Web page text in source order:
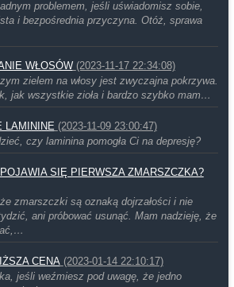
problemem, jeśli uświadomisz sobie,
i bezpośrednia przyczyna. Otóż, sprawa
WŁOSÓW (2023-11-17 22:34:08)
zielem na włosy jest zwyczajna pokrzywa.
jak wszystkie zioła i bardzo szybko mam…
LAMININE (2023-11-09 23:00:47)
czy laminina pomogła Ci na depresję?
SIĘ PIERWSZA ZMARSZCZKA?
zmarszczki są oznaką dojrzałości i nie
ani próbować usunąć. Mam nadzieję, że
CENA (2023-01-14 22:10:17)
jeśli weźmiesz pod uwagę, że jedno